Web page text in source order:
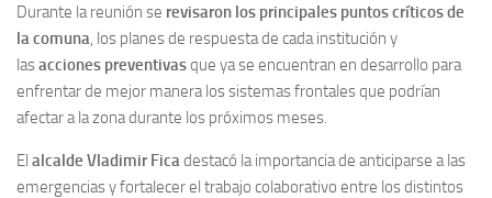
Durante la reunión se revisaron los principales puntos críticos de
la comuna, los planes de respuesta de cada institución y
lasacciones preventivasque ya se encuentran en desarrollo para
enfrentar de mejor manera los sistemas frontales que podrían
afectar a la zona durante los próximos meses.
El alcalde Vladimir Ficadestacó la importancia de anticiparse a las
emergencias y fortalecer el trabajo colaborativo entre los distintos